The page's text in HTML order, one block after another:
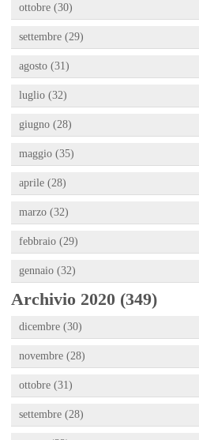
ottobre (30)
settembre (29)
agosto (31)
luglio (32)
giugno (28)
maggio (35)
aprile (28)
marzo (32)
febbraio (29)
gennaio (32)
Archivio 2020 (349)
dicembre (30)
novembre (28)
ottobre (31)
settembre (28)